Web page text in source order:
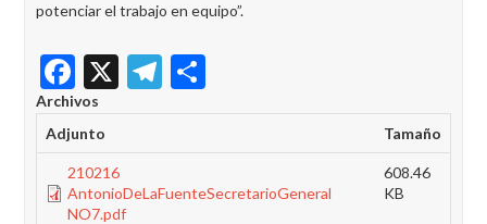
potenciar el trabajo en equipo”.
Facebook
X Telegram
Archivos
Adjunto
Tamaño
210216
AntonioDeLaFuenteSecretarioGeneral
NO7.pdf
608.46
KB